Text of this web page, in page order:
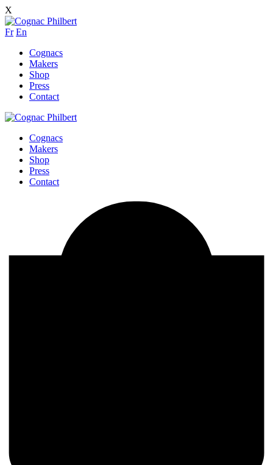
X
Fr En
Cognacs
Makers
Shop
Press
Contact
Cognacs
Makers
Shop
Press
Contact